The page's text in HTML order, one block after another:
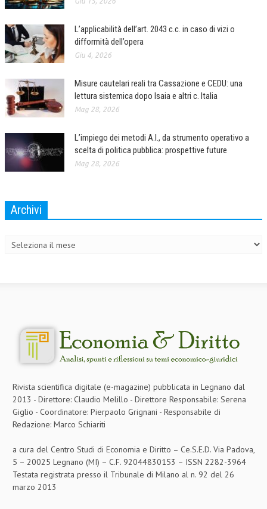
CORPORATE SOCIAL RESPONSIBILITY
ECONOMIA DELL’ARTE
INTERNAZIONALIZZAZIONE
HUMAN RESOURCES
MARKETING
TREASURY IN FINANCIAL SERVICES
SVILUPPO SOSTENIBILE
DIRITTO DEL LAVORO
DIRITTO DEL WEB
CRIMINOLOGIA E CRIMINALISTICA
SICUREZZA SUL LAVORO
DIRITTO TRIBUTARIO
FISCALITÀ INTERNAZIONALE
L’applicabilità dell’art. 2043 c.c. in caso di vizi o
difformità dell’opera
Giu 4, 2026
Misure cautelari reali tra Cassazione e CEDU: una
lettura sistemica dopo Isaia e altri c. Italia
Mag 28, 2026
L’impiego dei metodi A.I., da strumento operativo a
scelta di politica pubblica: prospettive future
Mag 28, 2026
Archivi
Rivista scientifica digitale (e-magazine) pubblicata in Legnano dal
2013 - Direttore: Claudio Melillo - Direttore Responsabile: Serena
Giglio - Coordinatore: Pierpaolo Grignani - Responsabile di
Redazione: Marco Schiariti
a cura del Centro Studi di Economia e Diritto – Ce.S.E.D. Via Padova,
5 – 20025 Legnano (MI) – C.F. 92044830153 – ISSN 2282-3964
Testata registrata presso il Tribunale di Milano al n. 92 del 26
marzo 2013